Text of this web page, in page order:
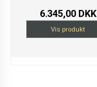
6.345,00 DKK
Vis produkt